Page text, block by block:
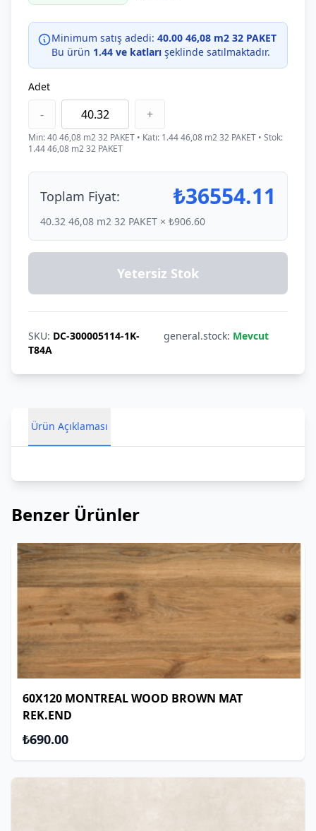
Minimum satış adedi: 40.00 46,08 m2 32 PAKET
Bu ürün 1.44 ve katları şeklinde satılmaktadır.
Adet
- +
Min:4046,08 m2 32 PAKET • Katı: 1.4446,08 m2 32 PAKET • Stok:
1.44 46,08 m2 32 PAKET
Toplam Fiyat: ₺36554.11
40.32 46,08 m2 32 PAKET × ₺906.60
Yetersiz Stok
SKU: DC-300005114-1K-
T84A
general.stock: Mevcut
Ürün Açıklaması
Benzer Ürünler
60X120 MONTREAL WOOD BROWN MAT
REK.END
₺690.00